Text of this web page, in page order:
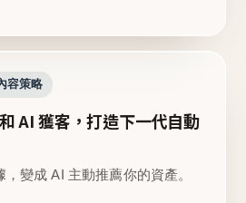
容策略
AI 獲客，打造下一代自動
變成 AI 主動推薦你的資產。